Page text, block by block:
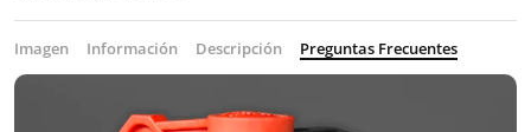
Imagen Información Descripción Preguntas Frecuentes